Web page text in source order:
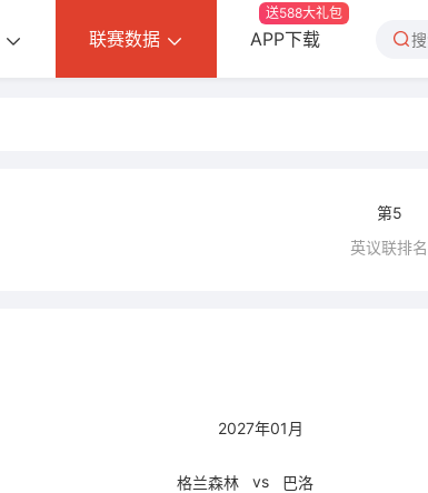
联赛数据 APP下载
送588大礼包
第5
英议联排名
2027年01月
格兰森林 vs 巴洛